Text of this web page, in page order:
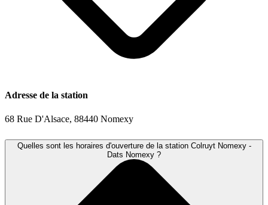
Adresse de la station
68 Rue D'Alsace, 88440 Nomexy
Quelles sont les horaires d'ouverture de la station Colruyt Nomexy -
Dats Nomexy ?